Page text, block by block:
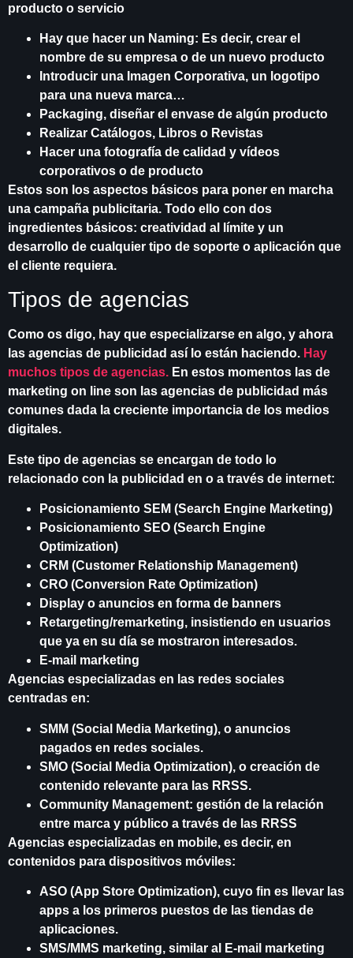
producto o servicio
Hay que hacer un Naming: Es decir, crear el
nombre de su empresa o de un nuevo producto
Introducir una Imagen Corporativa, un logotipo
para una nueva marca…
Packaging, diseñar el envase de algún producto
Realizar Catálogos, Libros o Revistas
Hacer una fotografía de calidad y vídeos
corporativos o de producto
Estos son los aspectos básicos para poner en marcha
una campaña publicitaria. Todo ello con dos
ingredientes básicos: creatividad al límite y un
desarrollo de cualquier tipo de soporte o aplicación que
el cliente requiera.
Tipos de agencias
Como os digo, hay que especializarse en algo, y ahora
las agencias de publicidad así lo están haciendo. Hay
muchos tipos de agencias. En estos momentos las de
marketing on line son las agencias de publicidad más
comunes dada la creciente importancia de los medios
digitales.
Este tipo de agencias se encargan de todo lo
relacionado con la publicidad en o a través de internet:
Posicionamiento SEM (Search Engine Marketing)
Posicionamiento SEO (Search Engine
Optimization)
CRM (Customer Relationship Management)
CRO (Conversion Rate Optimization)
Display o anuncios en forma de banners
Retargeting/remarketing, insistiendo en usuarios
que ya en su día se mostraron interesados.
E-mail marketing
Agencias especializadas en las redes sociales
centradas en:
SMM (Social Media Marketing), o anuncios
pagados en redes sociales.
SMO (Social Media Optimization), o creación de
contenido relevante para las RRSS.
Community Management: gestión de la relación
entre marca y público a través de las RRSS
Agencias especializadas en mobile, es decir, en
contenidos para dispositivos móviles:
ASO (App Store Optimization), cuyo fin es llevar las
apps a los primeros puestos de las tiendas de
aplicaciones.
SMS/MMS marketing, similar al E-mail marketing